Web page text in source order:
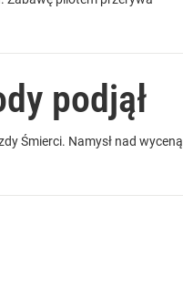
podjął
Śmierci. Namysł nad wyceną